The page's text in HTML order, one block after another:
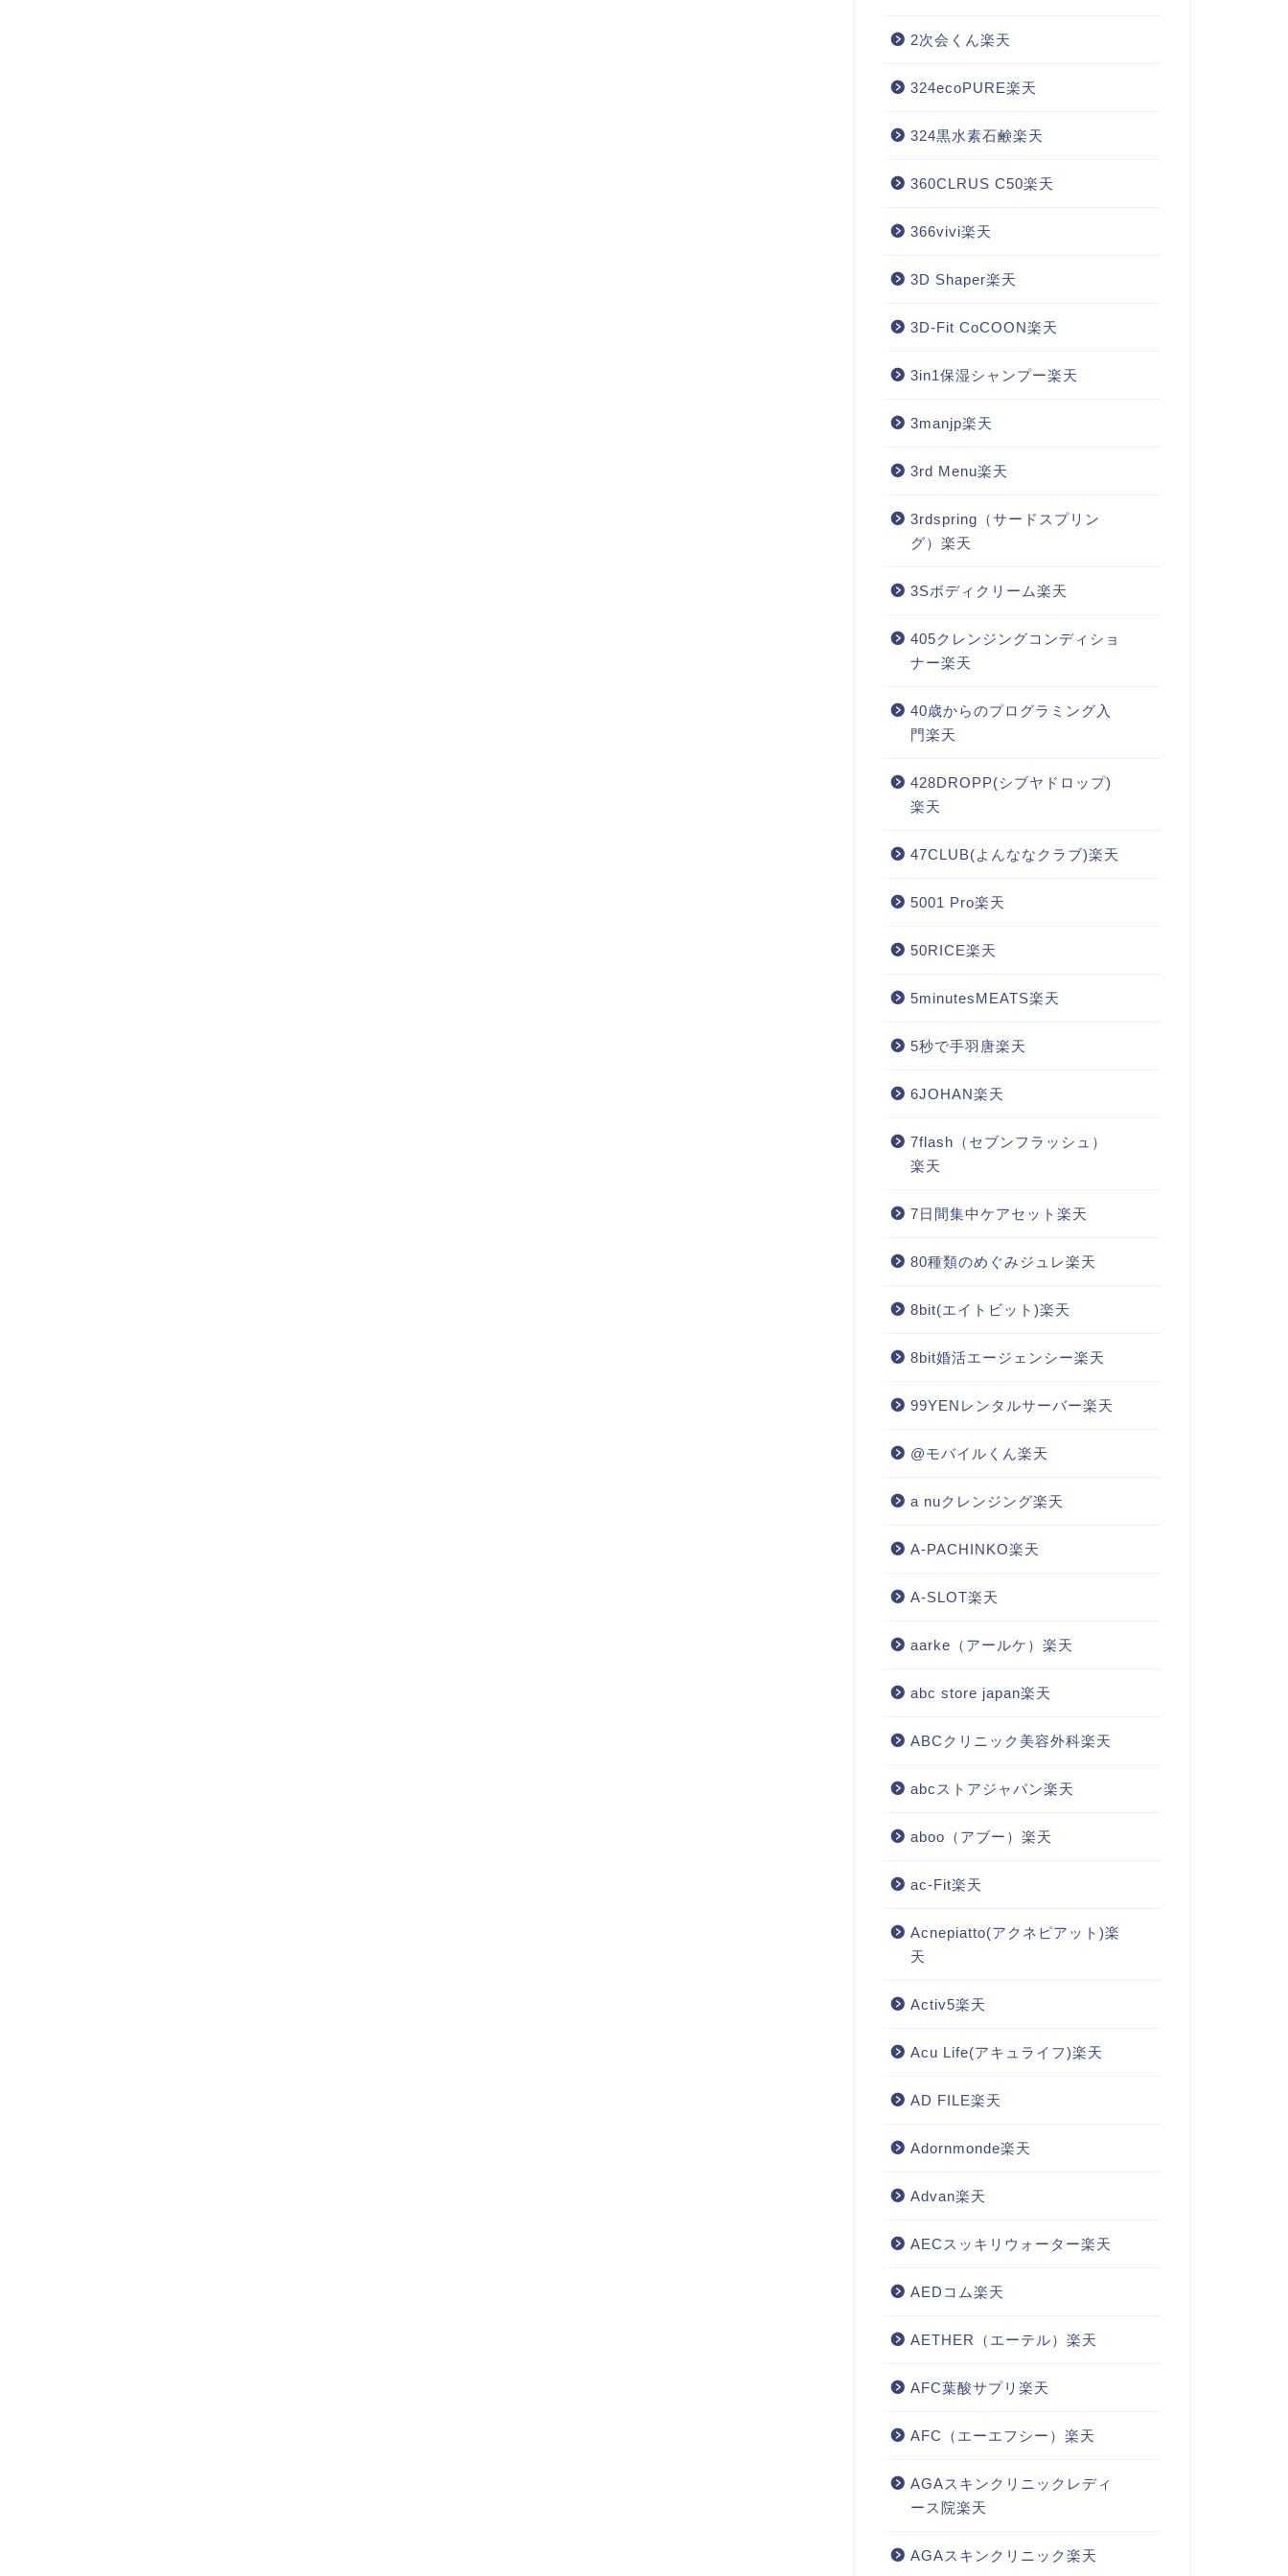
2次会くん楽天
324ecoPURE楽天
324黒水素石鹸楽天
360CLRUS C50楽天
366vivi楽天
3D Shaper楽天
3D-Fit CoCOON楽天
3in1保湿シャンプー楽天
3manjp楽天
3rd Menu楽天
3rdspring（サードスプリン
グ）楽天
3Sボディクリーム楽天
405クレンジングコンディショ
ナー楽天
40歳からのプログラミング入
門楽天
428DROPP(シブヤドロップ)
楽天
47CLUB(よんななクラブ)楽天
5001 Pro楽天
50RICE楽天
5minutesMEATS楽天
5秒で手羽唐楽天
6JOHAN楽天
7flash（セブンフラッシュ）
楽天
7日間集中ケアセット楽天
80種類のめぐみジュレ楽天
8bit(エイトビット)楽天
8bit婚活エージェンシー楽天
99YENレンタルサーバー楽天
@モバイルくん楽天
a nuクレンジング楽天
A-PACHINKO楽天
A-SLOT楽天
aarke（アールケ）楽天
abc store japan楽天
ABCクリニック美容外科楽天
abcストアジャパン楽天
aboo（アブー）楽天
ac-Fit楽天
Acnepiatto(アクネピアット)楽
天
Activ5楽天
Acu Life(アキュライフ)楽天
AD FILE楽天
Adornmonde楽天
Advan楽天
AECスッキリウォーター楽天
AEDコム楽天
AETHER（エーテル）楽天
AFC葉酸サプリ楽天
AFC（エーエフシー）楽天
AGAスキンクリニックレディ
ース院楽天
AGAスキンクリニック楽天